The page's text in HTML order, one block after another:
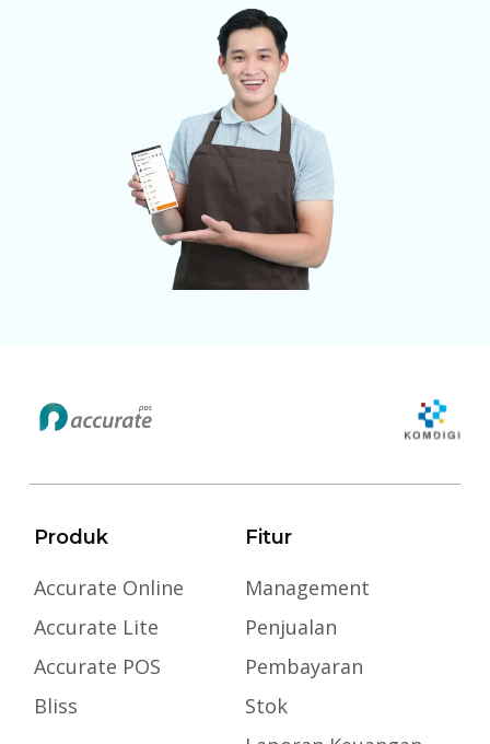
Produk
Accurate Online
Accurate Lite
Accurate POS
Bliss
Fitur
Management
Penjualan
Pembayaran
Stok